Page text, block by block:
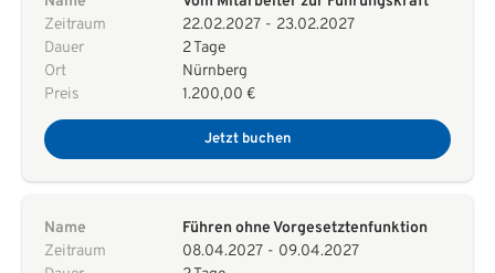
Zeitraum
22.02.2027 - 23.02.2027
Dauer
2 Tage
Ort
Nürnberg
Preis
1.200,00 €
Jetzt buchen
Name
Führen ohne Vorgesetztenfunktion
Zeitraum
08.04.2027 - 09.04.2027